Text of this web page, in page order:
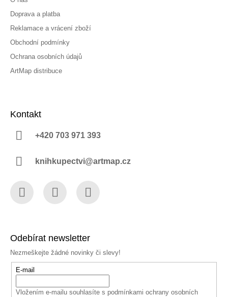
Doprava a platba
Reklamace a vrácení zboží
Obchodní podmínky
Ochrana osobních údajů
ArtMap distribuce
Kontakt
+420 703 971 393
knihkupectvi@artmap.cz
Odebírat newsletter
Nezmeškejte žádné novinky či slevy!
E-mail
Vložením e-mailu souhlasíte s podmínkami ochrany osobních